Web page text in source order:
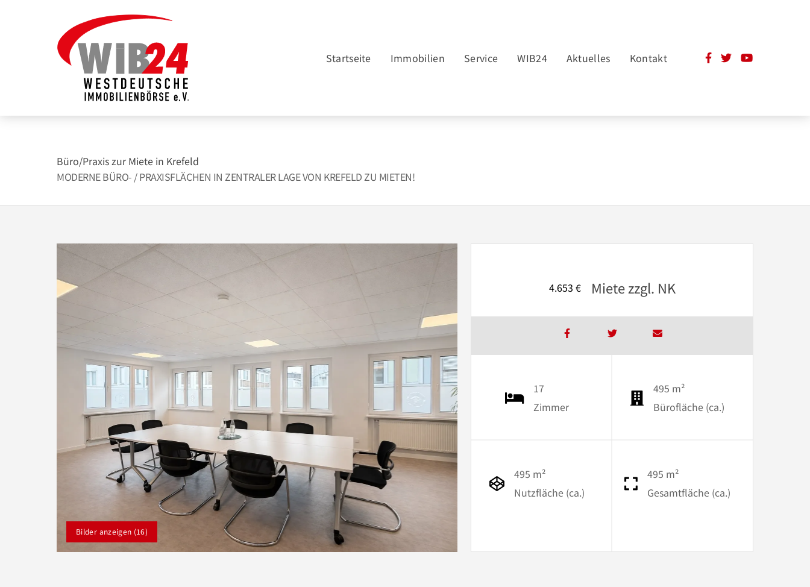
Startseite Immobilien Service WIB24 Aktuelles Kontakt
Büro/Praxis zur Miete in Krefeld
MODERNE BÜRO- / PRAXISFLÄCHEN IN ZENTRALER LAGE VON KREFELD ZU MIETEN!
Bilder anzeigen (16)
4.653 € Miete zzgl. NK
17
Zimmer
495 m²
Bürofläche (ca.)
495 m²
Nutzfläche (ca.)
495 m²
Gesamtfläche (ca.)